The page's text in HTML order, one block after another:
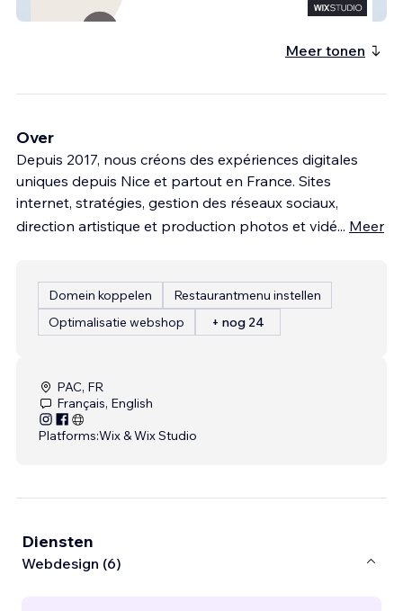
Shiness Guitard
Meer tonen
Over
Depuis 2017, nous créons des expériences digitales
uniques depuis Nice et partout en France. Sites
internet, stratégies, gestion des réseaux sociaux,
direction artistique et production photos et vidé... Meer
Domein koppelen
Restaurantmenu instellen
Optimalisatie webshop
+ nog 24
PAC, FR
Français, English
Platforms:Wix & Wix Studio
Diensten
Webdesign (6)